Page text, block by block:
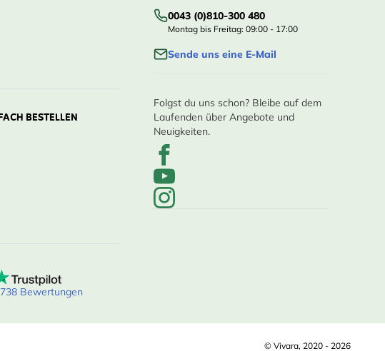
BESTELLEN
Bewertungen
0043 (0)810-300 480
Montag bis Freitag: 09:00 - 17:00
Sende uns eine E-Mail
Folgst du uns schon? Bleibe auf dem
Laufenden über Angebote und
Neuigkeiten.
© Vivara, 2020 - 2026